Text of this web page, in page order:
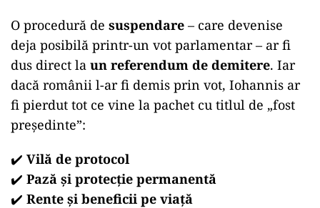
O procedură de suspendare – care devenise
deja posibilă printr-un vot parlamentar – ar fi
dus direct la un referendum de demitere. Iar
dacă românii l-ar fi demis prin vot, Iohannis ar
fi pierdut tot ce vine la pachet cu titlul de „fost
președinte”:
✔️ Vilă de protocol
✔️ Pază și protecție permanentă
✔️ Rente și beneficii pe viață